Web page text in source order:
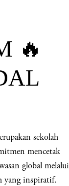
🔥
sekolah
mencetak
global melalui
yang inspiratif.